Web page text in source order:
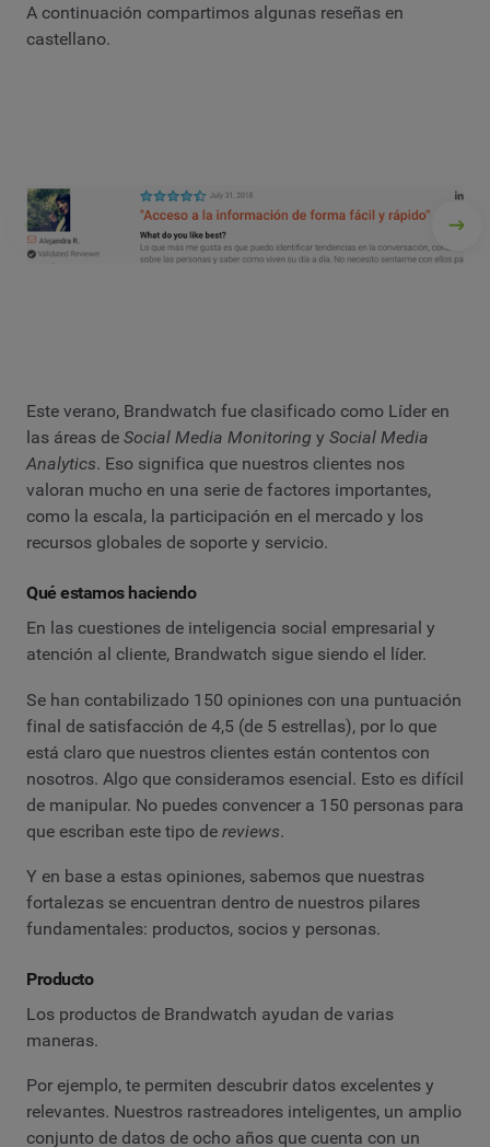
A continuación compartimos algunas reseñas en
castellano.
Este verano, Brandwatch fue clasificado como Líder en
las áreas de Social Media Monitoring y Social Media
Analytics. Eso significa que nuestros clientes nos
valoran mucho en una serie de factores importantes,
como la escala, la participación en el mercado y los
recursos globales de soporte y servicio.
Qué estamos haciendo
En las cuestiones de inteligencia social empresarial y
atención al cliente, Brandwatch sigue siendo el líder.
Se han contabilizado 150 opiniones con una puntuación
final de satisfacción de 4,5 (de 5 estrellas), por lo que
está claro que nuestros clientes están contentos con
nosotros. Algo que consideramos esencial. Esto es difícil
de manipular. No puedes convencer a 150 personas para
que escriban este tipo de reviews.
Y en base a estas opiniones, sabemos que nuestras
fortalezas se encuentran dentro de nuestros pilares
fundamentales: productos, socios y personas.
Producto
Los productos de Brandwatch ayudan de varias
maneras.
Por ejemplo, te permiten descubrir datos excelentes y
relevantes. Nuestros rastreadores inteligentes, un amplio
conjunto de datos de ocho años que cuenta con un